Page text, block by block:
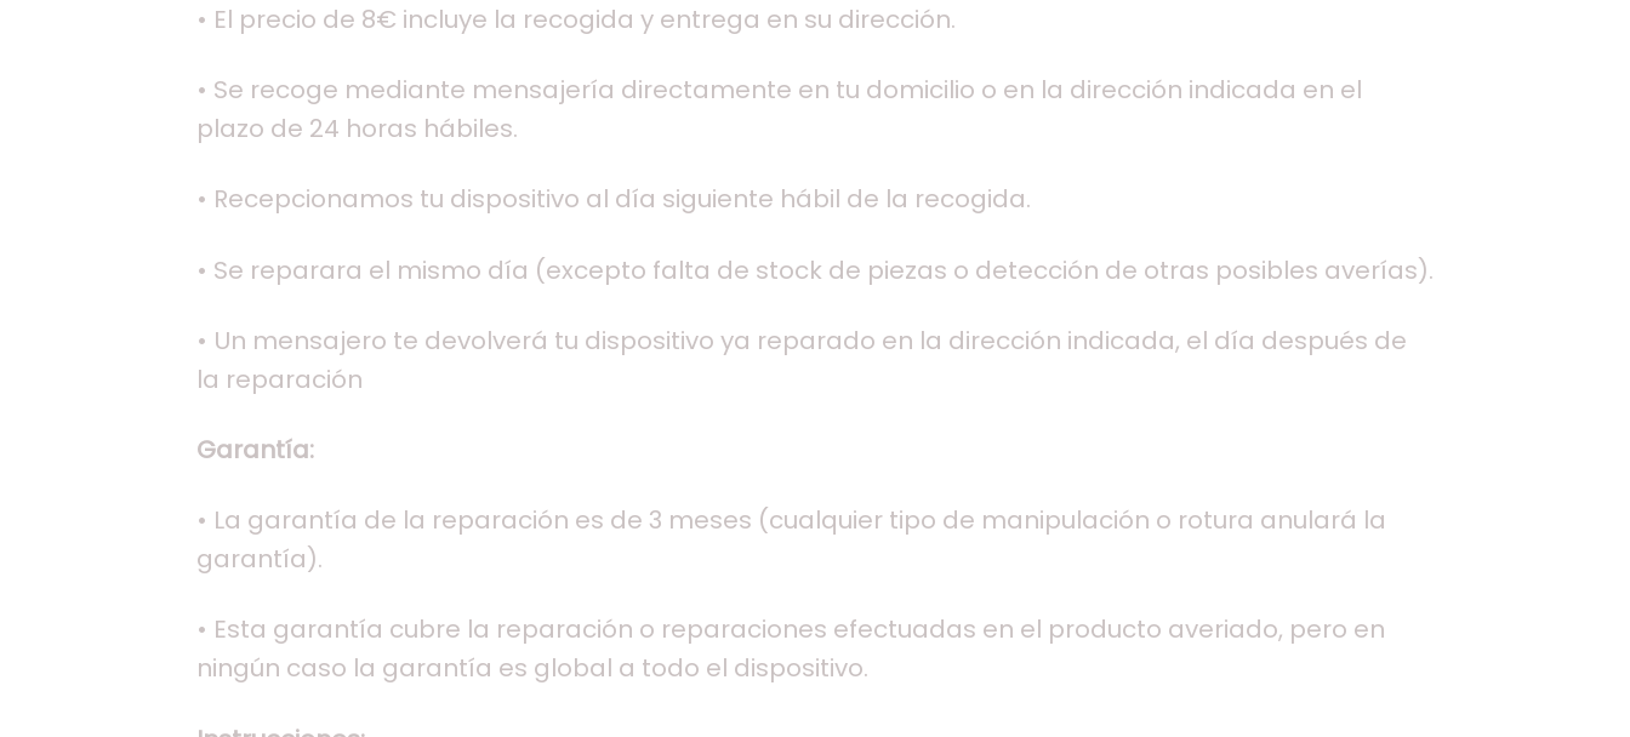
• El precio de 8€ incluye la recogida y entrega en su dirección.
• Se recoge mediante mensajería directamente en tu domicilio o en la dirección indicada en el
plazo de 24 horas hábiles.
• Recepcionamos tu dispositivo al día siguiente hábil de la recogida.
• Se reparara el mismo día (excepto falta de stock de piezas o detección de otras posibles averías).
• Un mensajero te devolverá tu dispositivo ya reparado en la dirección indicada, el día después de
la reparación
Garantía:
• La garantía de la reparación es de 3 meses (cualquier tipo de manipulación o rotura anulará la
garantía).
• Esta garantía cubre la reparación o reparaciones efectuadas en el producto averiado, pero en
ningún caso la garantía es global a todo el dispositivo.